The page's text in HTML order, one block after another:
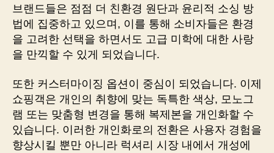
브랜드들은 점점 더 친환경 원단과 윤리적 소싱 방
법에 집중하고 있으며, 이를 통해 소비자들은 환경
을 고려한 선택을 하면서도 고급 미학에 대한 사랑
을 만끽할 수 있게 되었습니다.
또한 커스터마이징 옵션이 중심이 되었습니다. 이제
쇼핑객은 개인의 취향에 맞는 독특한 색상, 모노그
램 또는 맞춤형 변경을 통해 복제본을 개인화할 수
있습니다. 이러한 개인화로의 전환은 사용자 경험을
향상시킬 뿐만 아니라 럭셔리 시장 내에서 개성에